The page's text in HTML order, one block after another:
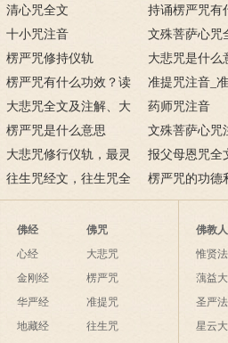
大悲咒回向文
清心咒全文
持诵楞严咒有
用？楞严咒的
十小咒注音
文殊菩萨心咒
楞严咒修持仪轨
大悲咒是什么
何叫大悲咒？
楞严咒有什么功效？读
诵楞严咒的好处
准提咒注音_
注解
大悲咒全文及注解、大
悲咒解释
药师咒注音
楞严咒是什么意思
文殊菩萨心咒
大悲咒修行仪轨，最灵
验的大悲咒仪轨
报父母恩咒全
父母恩咒怎么
往生咒经文，往生咒全
文注音及发音注解
楞严咒的功德
诵楞严咒的功
佛经
心经
金刚经
华严经
地藏经
佛咒
大悲咒
楞严咒
准提咒
往生咒
佛教
惟贤
蕅益
圣严
星云